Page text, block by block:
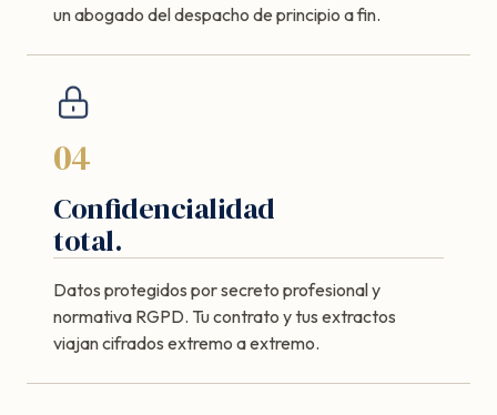
un abogado del despacho de principio a fin.
04
Confidencialidad
total.
Datos protegidos por secreto profesional y
normativa RGPD. Tu contrato y tus extractos
viajan cifrados extremo a extremo.